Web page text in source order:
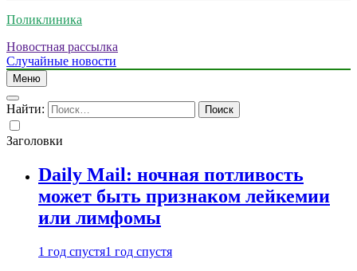
Поликлиника
Новостная рассылка
Случайные новости
Меню
Найти:
Заголовки
Daily Mail: ночная потливость
может быть признаком лейкемии
или лимфомы
1 год спустя1 год спустя